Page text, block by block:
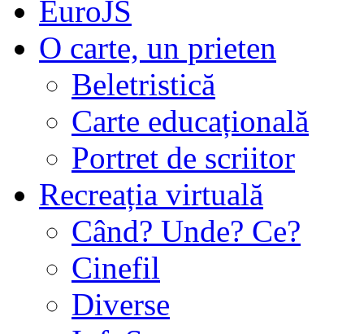
EuroJS
O carte, un prieten
Beletristică
Carte educațională
Portret de scriitor
Recreația virtuală
Când? Unde? Ce?
Cinefil
Diverse